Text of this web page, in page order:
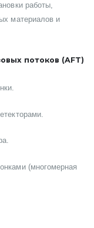
работы,
материалов и
потоков (AFТ)
(многомерная